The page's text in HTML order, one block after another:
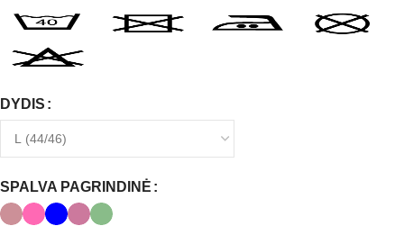
DYDIS
SPALVA PAGRINDINĖ